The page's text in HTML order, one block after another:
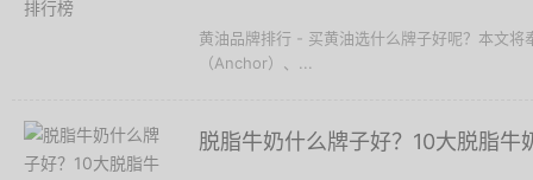
黄油品牌排行 - 买黄油选什么牌子好呢？本文
（Anchor）、...
脱脂牛奶什么牌子好？10大脱脂牛